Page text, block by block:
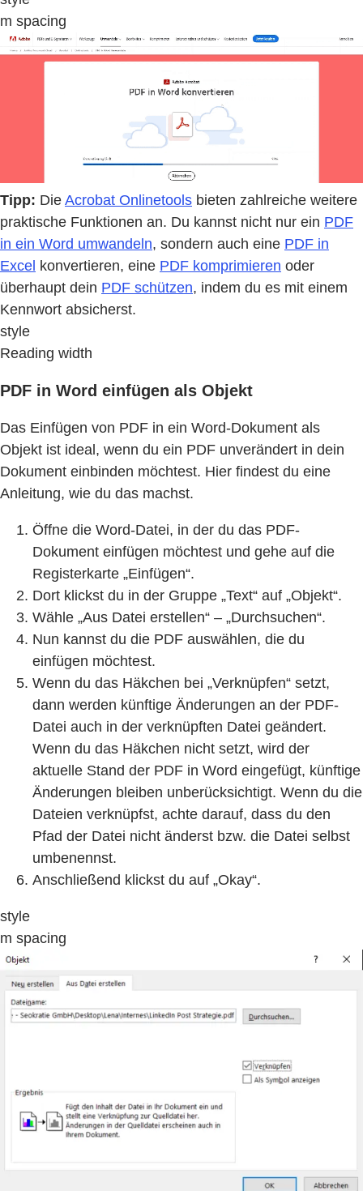
m spacing
Tipp: Die Acrobat Onlinetools bieten zahlreiche weitere
praktische Funktionen an. Du kannst nicht nur ein PDF
in ein Word umwandeln, sondern auch eine PDF in
Excel konvertieren, eine PDF komprimieren oder
überhaupt dein PDF schützen, indem du es mit einem
Kennwort absicherst.
style
Reading width
PDF in Word einfügen als Objekt
Das Einfügen von PDF in ein Word-Dokument als
Objekt ist ideal, wenn du ein PDF unverändert in dein
Dokument einbinden möchtest. Hier findest du eine
Anleitung, wie du das machst.
Öffne die Word-Datei, in der du das PDF-
Dokument einfügen möchtest und gehe auf die
Registerkarte „Einfügen“.
Dort klickst du in der Gruppe „Text“ auf „Objekt“.
Wähle „Aus Datei erstellen“ – „Durchsuchen“.
Nun kannst du die PDF auswählen, die du
einfügen möchtest.
Wenn du das Häkchen bei „Verknüpfen“ setzt,
dann werden künftige Änderungen an der PDF-
Datei auch in der verknüpften Datei geändert.
Wenn du das Häkchen nicht setzt, wird der
aktuelle Stand der PDF in Word eingefügt, künftige
Änderungen bleiben unberücksichtigt. Wenn du die
Dateien verknüpfst, achte darauf, dass du den
Pfad der Datei nicht änderst bzw. die Datei selbst
umbenennst.
Anschließend klickst du auf „Okay“.
style
m spacing